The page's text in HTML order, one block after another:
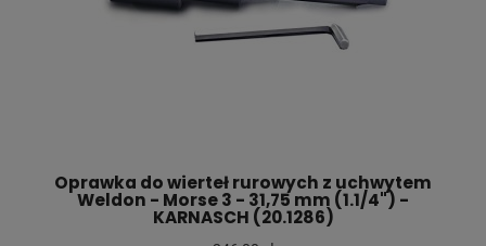
Oprawka do wierteł rurowych z uchwytem
Weldon - Morse 3 - 31,75 mm (1.1/4") -
KARNASCH (20.1286)